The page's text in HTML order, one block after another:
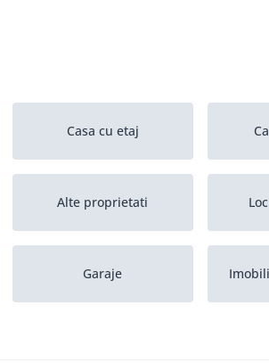
Casa cu etaj
Alte proprietati
Garaje